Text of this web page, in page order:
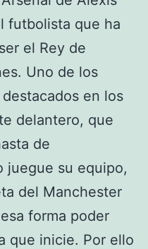
futbolista que ha
el Rey de
Uno de los
en los
delantero, que
de
juegue su equipo,
del Manchester
forma poder
que inicie. Por ello